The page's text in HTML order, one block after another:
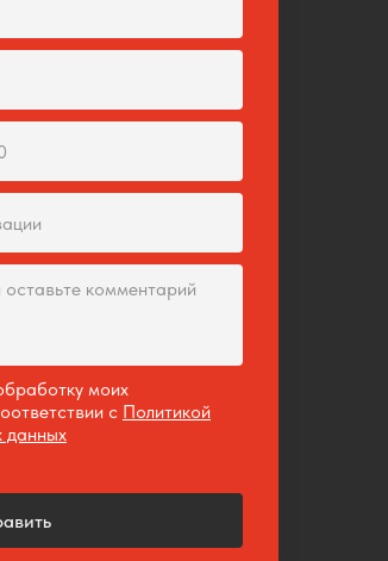
моих
с Политикой
данных